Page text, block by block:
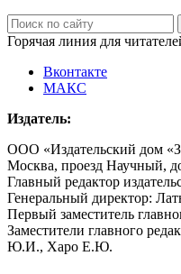
Горячая линия для
Вконтакте
МАКС
Издатель:
ООО «Издательский дом
Москва, проезд Научный,
Главный редактор
Генеральный директор:
Первый заместитель
Заместители главного
Ю.И., Харо Е.Ю.